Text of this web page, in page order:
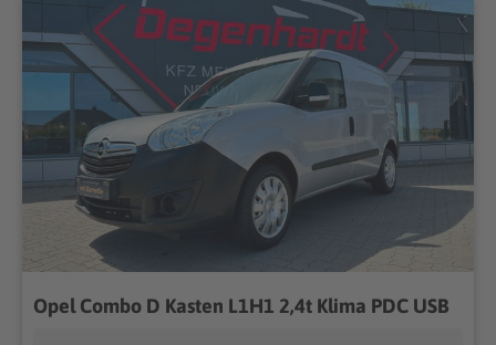
Opel Combo D Kasten L1H1 2,4t Klima PDC USB